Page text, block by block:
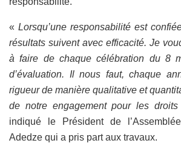
« Lorsqu’une responsabilité est
résultats suivent avec efficacité. Je
à faire de chaque célébration du 8
d’évaluation. Il nous faut, chaque
rigueur de manière qualitative et
de notre engagement pour les droits
indiqué le Président de
Adedze qui a pris part aux travaux.